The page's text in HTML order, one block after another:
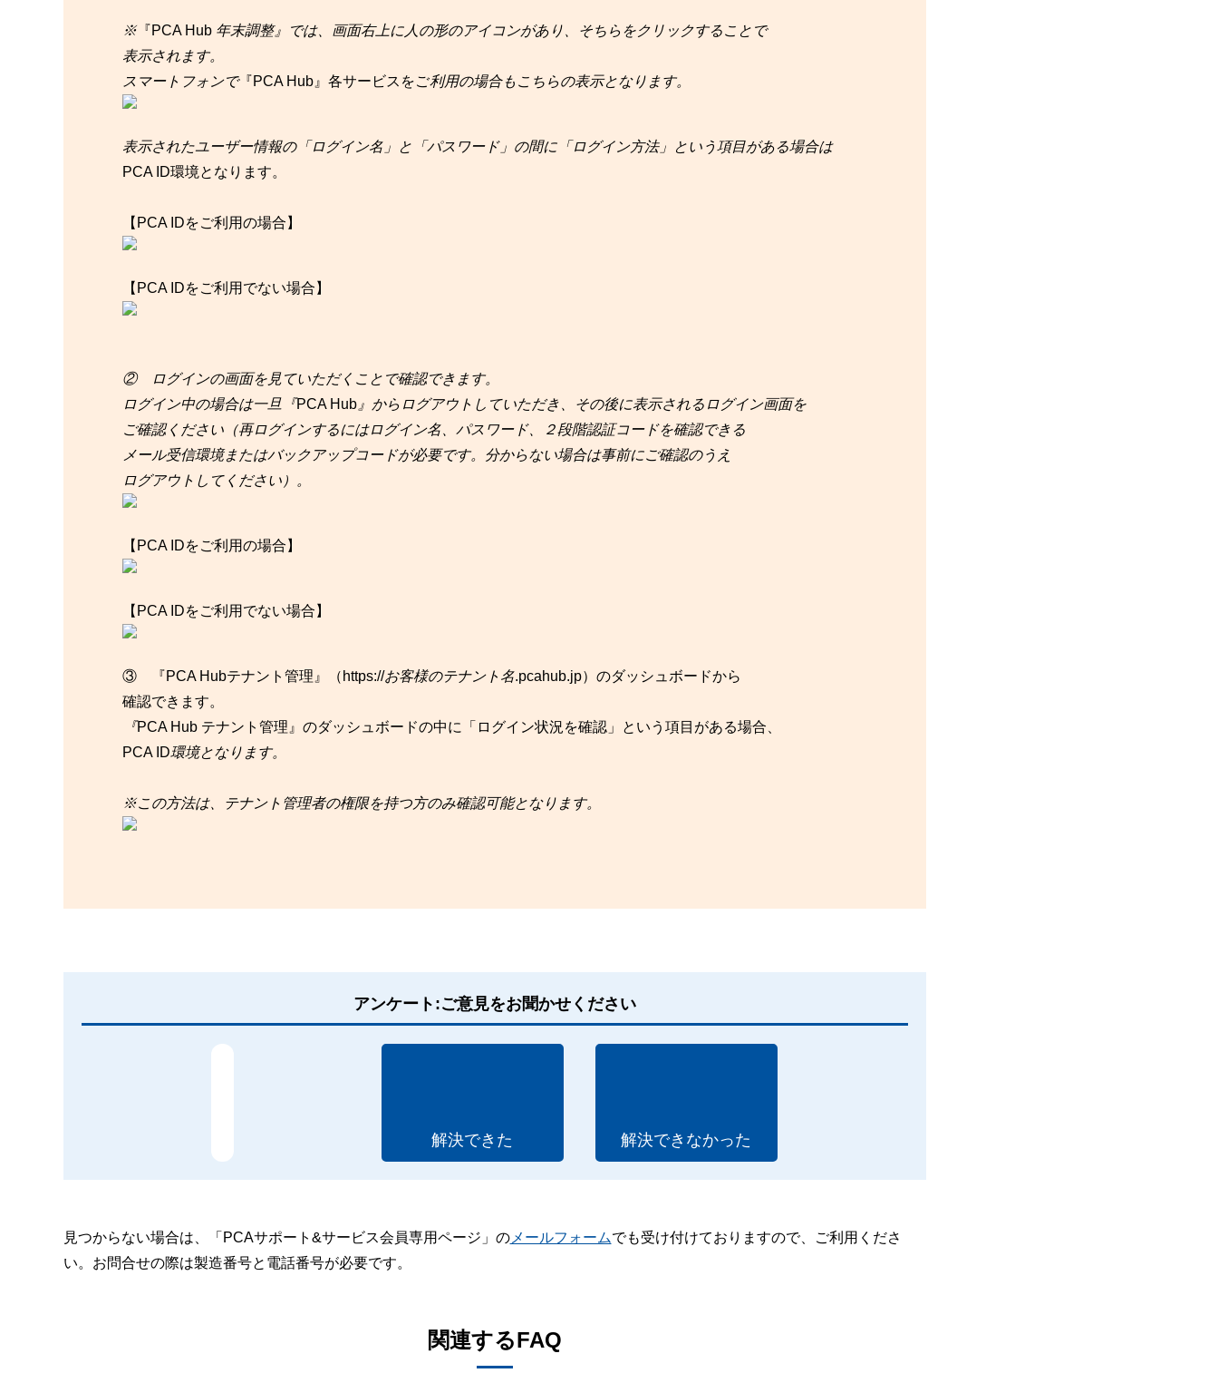
※『PCA Hub年末調整』では、画面右上に人の形のアイコンがあり、そちらをクリックすることで
表示されます。
スマートフォンで『PCA Hub』各サービスをご利用の場合もこちらの表示となります。
表示されたユーザー情報の「ログイン名」と「パスワード」の間に「ログイン方法」という項目がある場合は
PCA ID環境となります。
【PCA IDをご利用の場合】
【PCA IDをご利用でない場合】
② ログインの画面を見ていただくことで確認できます。
ログイン中の場合は一旦『PCA Hub』からログアウトしていただき、その後に表示されるログイン画面を
ご確認ください（再ログインするにはログイン名、パスワード、２段階認証コードを確認できる
メール受信環境またはバックアップコードが必要です。分からない場合は事前にご確認のうえ
ログアウトしてください）。
【PCA IDをご利用の場合】
【PCA IDをご利用でない場合】
③ 『PCA Hubテナント管理』（https://お客様のテナント名.pcahub.jp）のダッシュボードから
確認できます。
『PCA Hub テナント管理』のダッシュボードの中に「ログイン状況を確認」という項目がある場合、
PCA ID環境となります。
※この方法は、テナント管理者の権限を持つ方のみ確認可能となります。
アンケート:ご意見をお聞かせください
解決できた 解決できなかった
見つからない場合は、「PCAサポート&サービス会員専用ページ」のメールフォームでも受け付けておりますので、ご利用くださ
い。お問合せの際は製造番号と電話番号が必要です。
関連するFAQ